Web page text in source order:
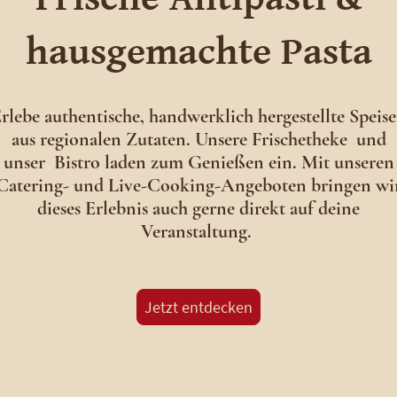
hausgemachte Pasta
authentische, handwerklich hergestellte
aus regionalen Zutaten. Unsere Frischetheke und
unser Bistro laden zum Genießen ein. Mit unseren
und Live-Cooking-Angeboten bringen
dieses Erlebnis auch gerne direkt auf deine
Veranstaltung.
Jetzt entdecken